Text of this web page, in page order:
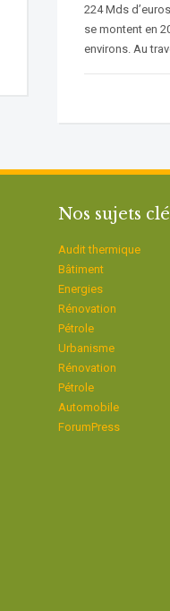
224 Mds
se montent en
environs. Au
Nos sujets
Audit thermique
Bâtiment
Energies
Rénovation
Pétrole
Urbanisme
Rénovation
Pétrole
Automobile
ForumPress